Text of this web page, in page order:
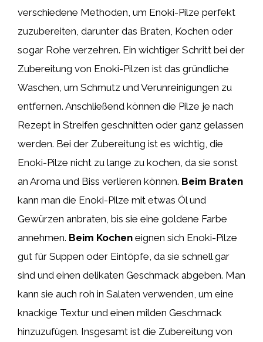
verschiedene Methoden, um Enoki-Pilze perfekt
zuzubereiten, darunter das Braten, Kochen oder
sogar Rohe verzehren. Ein wichtiger Schritt bei der
Zubereitung von Enoki-Pilzen ist das gründliche
Waschen, um Schmutz und Verunreinigungen zu
entfernen. Anschließend können die Pilze je nach
Rezept in Streifen geschnitten oder ganz gelassen
werden. Bei der Zubereitung ist es wichtig, die
Enoki-Pilze nicht zu lange zu kochen, da sie sonst
an Aroma und Biss verlieren können. Beim Braten
kann man die Enoki-Pilze mit etwas Öl und
Gewürzen anbraten, bis sie eine goldene Farbe
annehmen. Beim Kochen eignen sich Enoki-Pilze
gut für Suppen oder Eintöpfe, da sie schnell gar
sind und einen delikaten Geschmack abgeben. Man
kann sie auch roh in Salaten verwenden, um eine
knackige Textur und einen milden Geschmack
hinzuzufügen. Insgesamt ist die Zubereitung von